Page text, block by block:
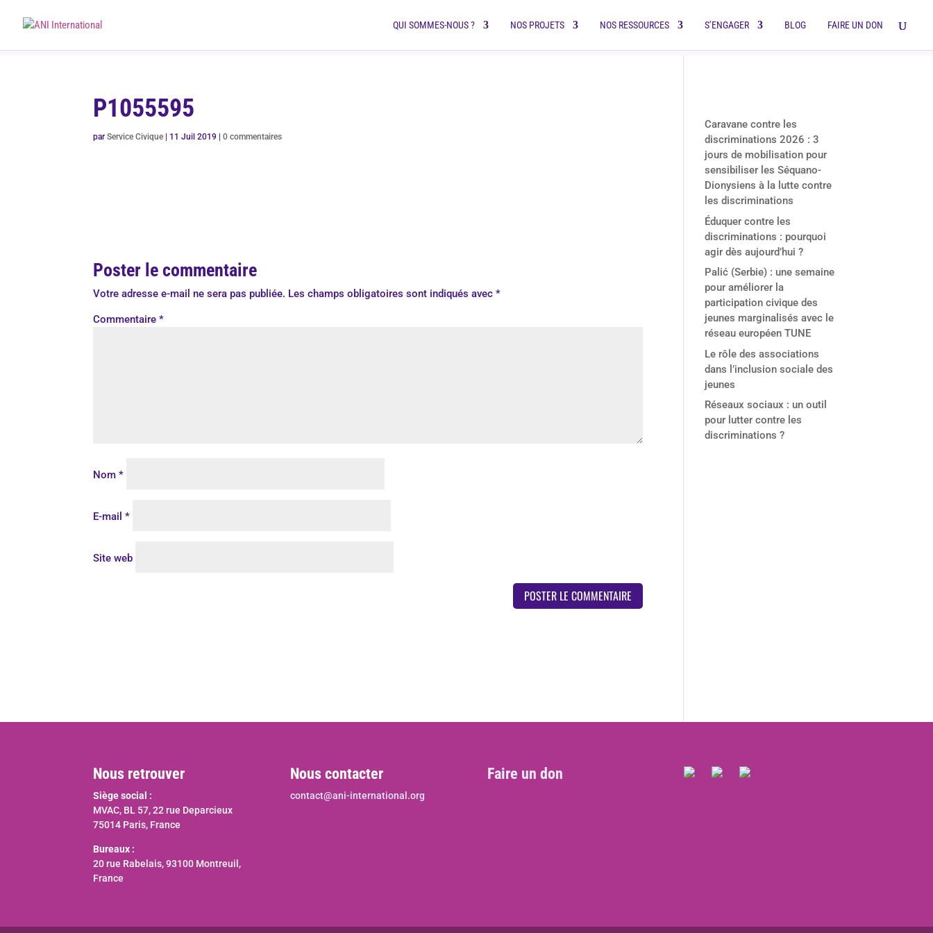
QUI SOMMES-NOUS ? NOS PROJETS NOS RESSOURCES S’ENGAGER BLOG FAIRE UN DON
P1055595
parService Civique 11 Juil 2019 |0 commentaires
Poster le commentaire
Votre adresse e-mail ne sera pas publiée. Les champs obligatoires sont indiqués avec*
Commentaire*
Nom*
E-mail*
Site web
Caravane contre les
discriminations 2026 : 3
jours de mobilisation pour
sensibiliser les Séquano-
Dionysiens à la lutte contre
les discriminations
Éduquer contre les
discriminations : pourquoi
agir dès aujourd’hui ?
Palić (Serbie) : une semaine
pour améliorer la
participation civique des
jeunes marginalisés avec le
réseau européen TUNE
Le rôle des associations
dans l’inclusion sociale des
jeunes
Réseaux sociaux : un outil
pour lutter contre les
discriminations ?
Nous retrouver
Siège social :
MVAC, BL 57, 22 rue Deparcieux
75014 Paris, France
Bureaux :
20 rue Rabelais, 93100 Montreuil,
France
Nous contacter
contact@ani-international.org
Faire un don